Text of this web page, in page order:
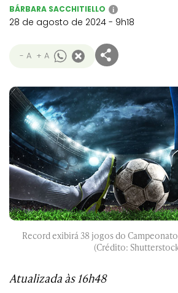
BÁRBARA SACCHITIELLO i
28 de agosto de 2024 - 9h18
- A + A
Record exibirá 38 jogos do
(Crédito:
Atualizada às 16h48